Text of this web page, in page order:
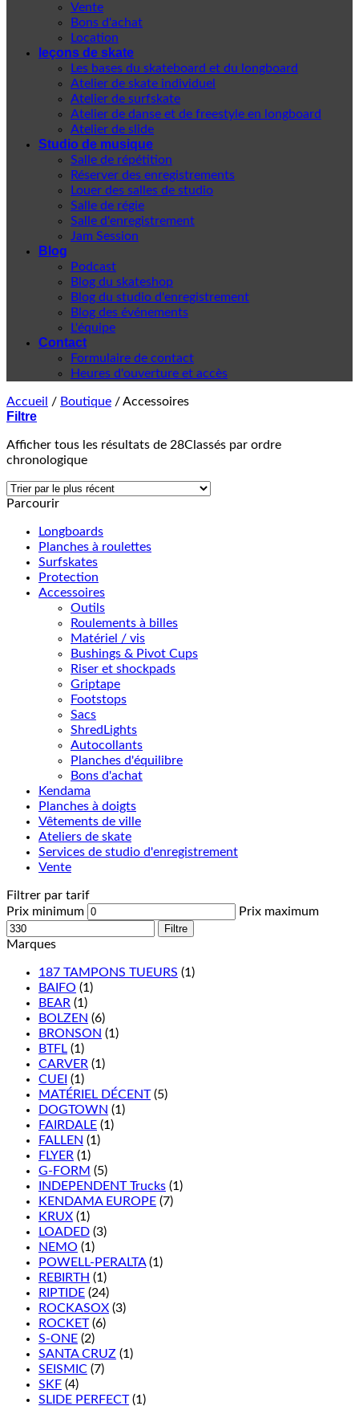
Vente
Bons d'achat
Location
leçons de skate
Les bases du skateboard et du longboard
Atelier de skate individuel
Atelier de surfskate
Atelier de danse et de freestyle en longboard
Atelier de slide
Studio de musique
Salle de répétition
Réserver des enregistrements
Louer des salles de studio
Salle de régie
Salle d'enregistrement
Jam Session
Blog
Podcast
Blog du skateshop
Blog du studio d'enregistrement
Blog des événements
L'équipe
Contact
Formulaire de contact
Heures d'ouverture et accès
Accueil / Boutique /Accessoires
Filtre
Afficher tous les résultats de 28Classés par ordre
chronologique
Parcourir
Longboards
Planches à roulettes
Surfskates
Protection
Accessoires
Outils
Roulements à billes
Matériel / vis
Bushings & Pivot Cups
Riser et shockpads
Griptape
Footstops
Sacs
ShredLights
Autocollants
Planches d'équilibre
Bons d'achat
Kendama
Planches à doigts
Vêtements de ville
Ateliers de skate
Services de studio d'enregistrement
Vente
Filtrer par tarif
Prix minimum
Prix maximum
Filtre
Marques
187 TAMPONS TUEURS (1)
BAIFO (1)
BEAR (1)
BOLZEN (6)
BRONSON (1)
BTFL (1)
CARVER (1)
CUEI (1)
MATÉRIEL DÉCENT (5)
DOGTOWN (1)
FAIRDALE (1)
FALLEN (1)
FLYER (1)
G-FORM (5)
INDEPENDENT Trucks (1)
KENDAMA EUROPE (7)
KRUX (1)
LOADED (3)
NEMO (1)
POWELL-PERALTA (1)
REBIRTH (1)
RIPTIDE (24)
ROCKASOX (3)
ROCKET (6)
S-ONE (2)
SANTA CRUZ (1)
SEISMIC (7)
SKF (4)
SLIDE PERFECT (1)